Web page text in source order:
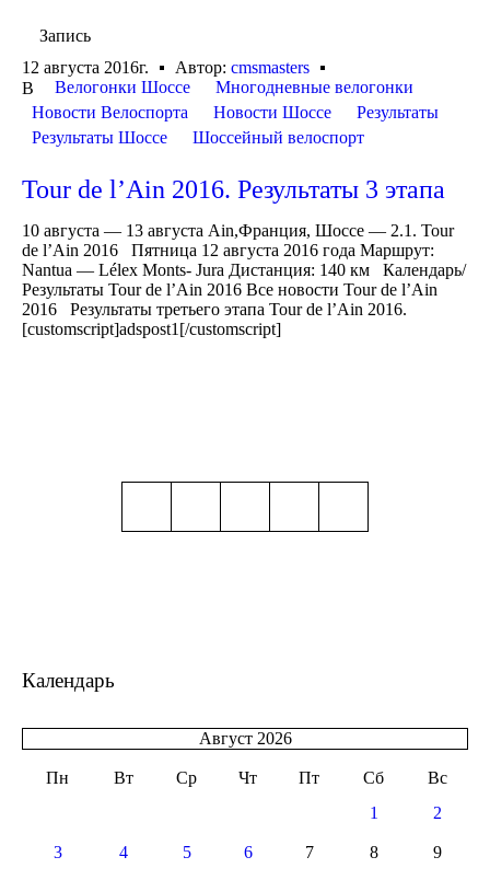
Запись
12 августа 2016г.
Автор: cmsmasters
В
Велогонки Шоссе
Многодневные велогонки
Новости Велоспорта
Новости Шоссе
Результаты
Результаты Шоссе
Шоссейный велоспорт
Tour de l’Ain 2016. Результаты 3 этапа
10 августа — 13 августа Ain,Франция, Шоссе — 2.1. Tour
de l’Ain 2016 Пятница 12 августа 2016 года Маршрут:
Nantua — Lélex Monts- Jura Дистанция: 140 км Календарь/
Результаты Tour de l’Ain 2016 Все новости Tour de l’Ain
2016 Результаты третьего этапа Tour de l’Ain 2016.
[customscript]adspost1[/customscript]
Календарь
Август 2026
Пн Вт Ср Чт Пт Сб
Вс
1
2
3 4 5 6 7 8 9